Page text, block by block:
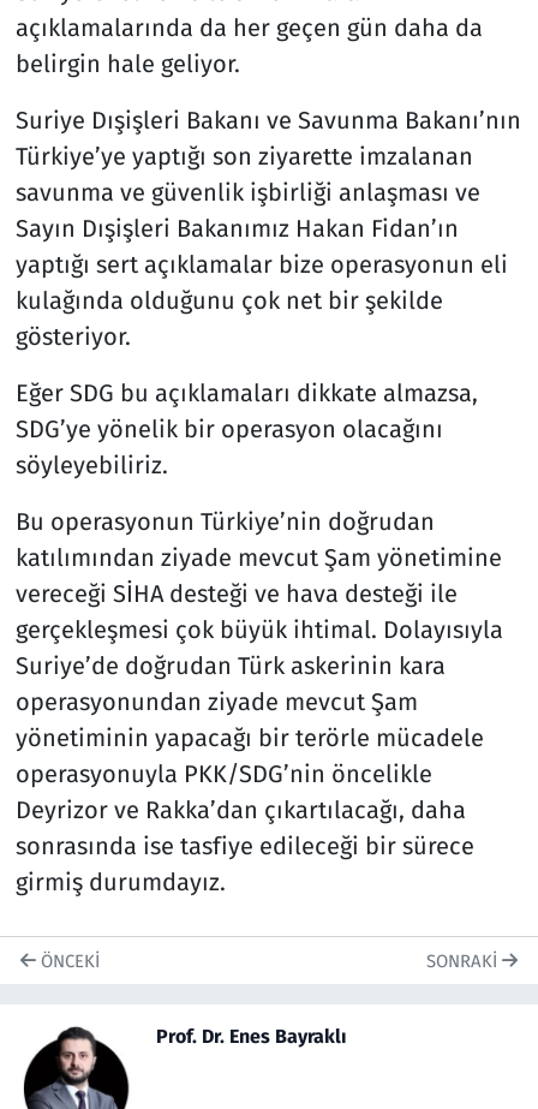
açıklamalarında da her geçen gün daha da
belirgin hale geliyor.
Suriye Dışişleri Bakanı ve Savunma Bakanı’nın
Türkiye’ye yaptığı son ziyarette imzalanan
savunma ve güvenlik işbirliği anlaşması ve
Sayın Dışişleri Bakanımız Hakan Fidan’ın
yaptığı sert açıklamalar bize operasyonun eli
kulağında olduğunu çok net bir şekilde
gösteriyor.
Eğer SDG bu açıklamaları dikkate almazsa,
SDG’ye yönelik bir operasyon olacağını
söyleyebiliriz.
Bu operasyonun Türkiye’nin doğrudan
katılımından ziyade mevcut Şam yönetimine
vereceği SİHA desteği ve hava desteği ile
gerçekleşmesi çok büyük ihtimal. Dolayısıyla
Suriye’de doğrudan Türk askerinin kara
operasyonundan ziyade mevcut Şam
yönetiminin yapacağı bir terörle mücadele
operasyonuyla PKK/SDG’nin öncelikle
Deyrizor ve Rakka’dan çıkartılacağı, daha
sonrasında ise tasfiye edileceği bir sürece
girmiş durumdayız.
ÖNCEKI SONRAKI
Prof. Dr. Enes Bayraklı